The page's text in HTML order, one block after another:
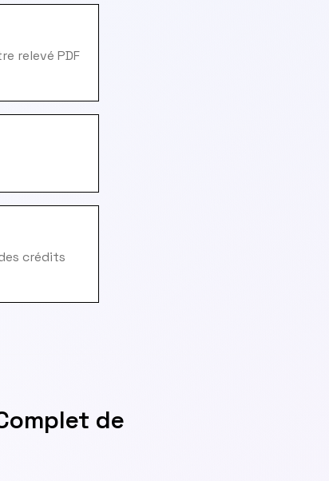
relevé PDF
crédits
de